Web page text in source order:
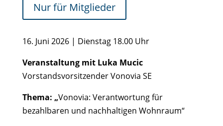
Nur für Mitglieder
16. Juni 2026 | Dienstag 18.00 Uhr
Veranstaltung mit Luka Mucic
Vorstandsvorsitzender Vonovia SE
Thema: „Vonovia: Verantwortung für
bezahlbaren und nachhaltigen Wohnraum“